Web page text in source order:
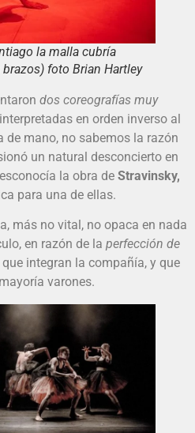
la malla cubría
foto Brian Hartley
dos coreografías muy
en orden inverso al
de mano, no sabemos la razón
un natural desconcierto en
la obra de Stravinsky,
para una de ellas.
más no vital, no opaca en nada
en razón de la perfección de
que integran la compañía, y que
varones.